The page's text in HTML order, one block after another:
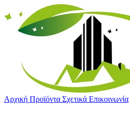
Αρχική Προϊόντα Σχετικά Επικοινωνία